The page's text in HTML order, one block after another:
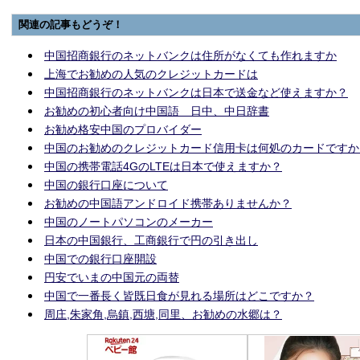
関連の記事もどうぞ！
中国招商銀行のネットバンクは住所がなくても作れますか
上海でお勧めの人気のクレジットカードは
中国招商銀行のネットバンクは日本で送金など使えますか？
お勧めの初心者向け中国語 日中、中日辞書
お勧め格安中国のプロバイダー
中国のお勧めのクレジットカード信用卡は何処のカードです
中国の携帯電話4GのLTEは日本で使えますか？
中国の銀行口座について
お勧めの中国語アンドロイド携帯ありませんか？
中国のノートパソコンのメーカー
日本の中国銀行、工商銀行で円の引き出し
中国での銀行口座開設
円安でいまの中国元の両替
中国で一番長く皆既日食が見れる場所はどこですか？
周庄,朱家角,烏鎮,西塘,同里、お勧めの水郷は？